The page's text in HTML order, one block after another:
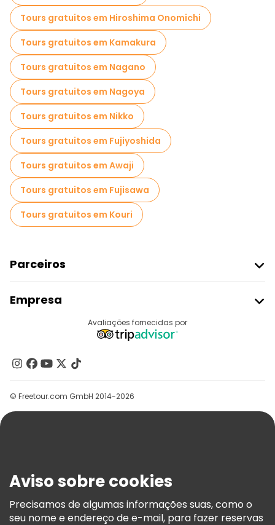
Passeios a pé noturnos gratuitos em Tóquio
Passeios de bicicleta em Tóquio
Passeios gastronômicos em Tóquio
Passeios gratuitos perto Tokyo Skytree
Passeios gratuitos perto Hachiko Statue
Tours gratuitos em Hiroshima Onomichi
Tours gratuitos em Kamakura
Tours gratuitos em Nagano
Tours gratuitos em Nagoya
Tours gratuitos em Nikko
Tours gratuitos em Fujiyoshida
Tours gratuitos em Awaji
Tours gratuitos em Fujisawa
Tours gratuitos em Kouri
Parceiros
Registo Do Fornecedor
Programa De Afiliados
Empresa
Contacte-Nos
Grupos
Ajuda
Termos E Informações Legais
Política De Cookies
Freetour Prémios
Avaliações fornecidas por
© Freetour.com GmbH 2014-2026
Aviso sobre cookies
Precisamos de algumas informações suas, como o
seu nome e endereço de e-mail, para fazer reservas